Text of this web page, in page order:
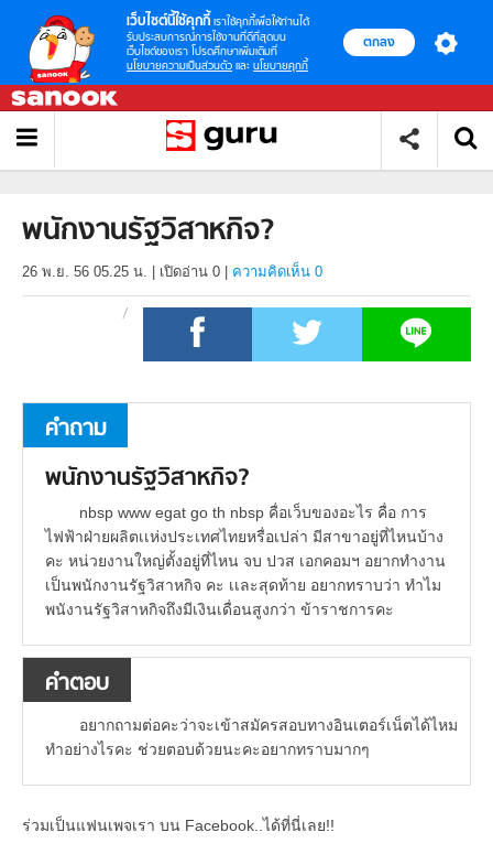
เว็บไซต์นี้ใช้คุกกี้ เราใช้คุกกี้เพื่อให้ท่านได้
รับประสบการณ์การใช้งานที่ดีที่สุดบน
เว็บไซต์ของเรา โปรดศึกษาเพิ่มเติมที่
นโยบายความเป็นส่วนตัว และ นโยบายคุกกี้
ตกลง
พนักงานรัฐวิสาหกิจ?
26 พ.ย. 56 05.25 น. เปิดอ่าน 0 ความคิดเห็น 0
คำถาม
พนักงานรัฐวิสาหกิจ?
nbsp www egat go th nbsp คื่อเว็บของอะไร คื่อ การ
ไฟฟ้าฝ่ายผลิตเเห่งประเทศไทยหรื่อเปล่า มีสาขาอยู่ที่ไหนบ้าง
คะ หน่วยงานใหญ่ตั้งอยู่ที่ไหน จบ ปวส เอกคอมฯ อยากทำงาน
เป็นพนักงานรัฐวิสาหกิจ คะ เเละสุดท้าย อยากทราบว่า ทำไม
พนังานรัฐวิสาหกิจถึงมีเงินเดื่อนสูงกว่า ข้าราชการคะ
คำตอบ
อยากถามต่อคะว่าจะเข้าสมัครสอบทางอินเตอร์เน็ตได้ไหม
ทำอย่างไรคะ ช่วยตอบด้วยนะคะอยากทราบมากๆ
ร่วมเป็นแฟนเพจเรา บน Facebook..ได้ที่นี่เลย!!